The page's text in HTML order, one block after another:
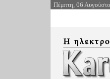
Πέμπτη, 06